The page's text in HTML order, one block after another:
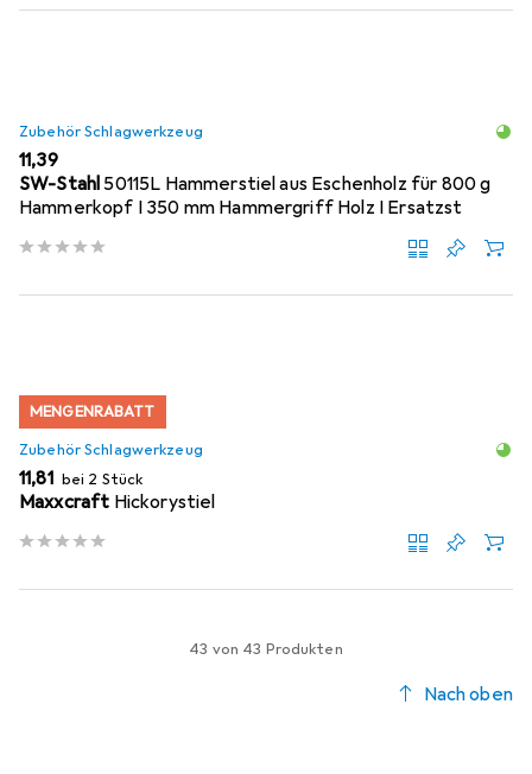
Zubehör Schlagwerkzeug
EUR
11,39
SW-Stahl50115L Hammerstiel aus Eschenholz für 800 g
Hammerkopf I 350 mm Hammergriff Holz I Ersatzst
MENGENRABATT
Zubehör Schlagwerkzeug
EUR
11,81 bei 2 Stück
Maxxcraft Hickorystiel
43 von 43 Produkten
Nach oben